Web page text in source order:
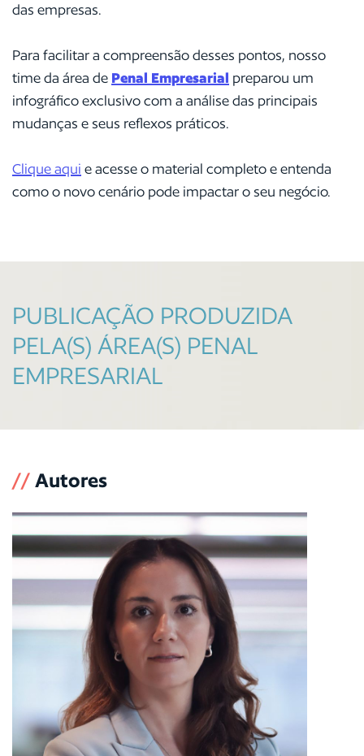
das empresas.
Para facilitar a compreensão desses pontos, nosso
time da área de Penal Empresarial preparou um
infográfico exclusivo com a análise das principais
mudanças e seus reflexos práticos.
Clique aqui e acesse o material completo e entenda
como o novo cenário pode impactar o seu negócio.
PUBLICAÇÃO PRODUZIDA
PELA(S) ÁREA(S) PENAL
EMPRESARIAL
// Autores